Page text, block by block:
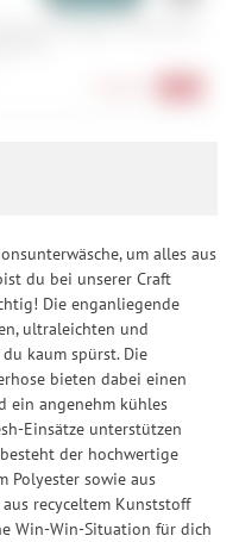
trollveggen Thermal Pro
um alles aus
du bei unserer Craft
Die enganliegende
ultraleichten und
kaum spürst. Die
bieten dabei einen
ein angenehm kühles
Einsätze unterstützen
der hochwertige
Polyester sowie aus
recyceltem Kunststoff
Win-Win-Situation für dich